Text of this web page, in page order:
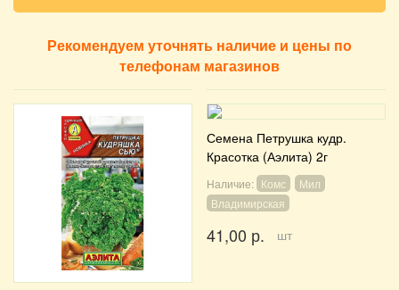
Рекомендуем уточнять наличие и цены по
телефонам магазинов
Семена Петрушка кудр.
Красотка (Аэлита) 2г
Наличие: Комс
Мил
Владимирская
41,00 р. шт